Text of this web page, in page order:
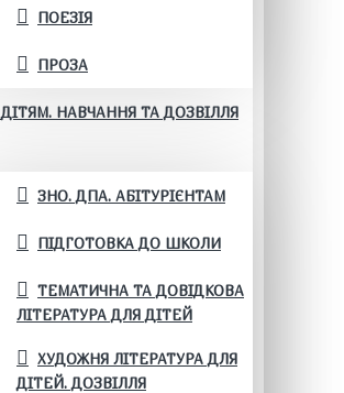
ПОЕЗІЯ
ПРОЗА
ДІТЯМ. НАВЧАННЯ ТА ДОЗВІЛЛЯ
ЗНО. ДПА. АБІТУРІЄНТАМ
ПІДГОТОВКА ДО ШКОЛИ
ТЕМАТИЧНА ТА ДОВІДКОВА
ЛІТЕРАТУРА ДЛЯ ДІТЕЙ
ХУДОЖНЯ ЛІТЕРАТУРА ДЛЯ
ДІТЕЙ. ДОЗВІЛЛЯ